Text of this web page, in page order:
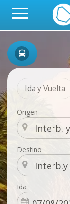
Ida y Vuelta
Origen
Destino
Ida